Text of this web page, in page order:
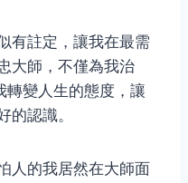
有註定，讓我在最需
大師，不僅為我治
轉變人生的態度，讓
的認識。
人的我居然在大師面